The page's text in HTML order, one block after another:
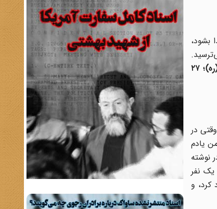
بشود،
۲۷
در
یادم
نوشته
نفر
کرد، و